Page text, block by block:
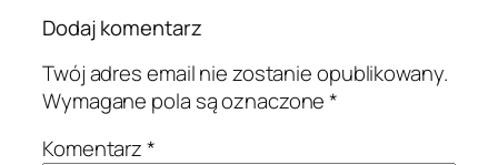
Dodaj komentarz
Twój adres email nie zostanie opublikowany.
Wymagane pola są oznaczone*
Komentarz*